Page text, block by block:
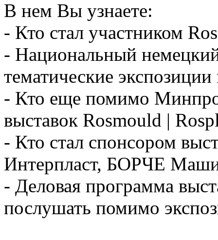
В нем Вы узнаете:
- Кто стал участником
- Национальный
тематические
- Кто еще помимо
выставок Rosmould |
- Кто стал спонсором
Интерпласт, БОРЧЕ
- Деловая программа
послушать помимо